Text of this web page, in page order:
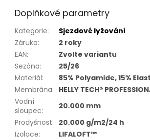
Doplňkové parametry
Kategorie:
Sjezdové lyžování
Záruka:
2 roky
EAN:
Zvolte variantu
Sezóna:
25/26
Materiál:
85% Polyamide, 15%
Membrána: HELLY TECH®
Vodní
sloupec:
20.000 mm
Prodyšnost: 20.000 g/m2/24 h
Izolace: LIFALOFT™